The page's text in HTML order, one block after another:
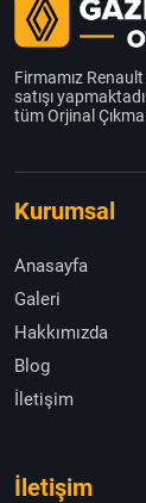
Firmamız
satışı
tüm Orjinal
Kurumsal
Anasayfa
Galeri
Hakkımızda
Blog
İletişim
İletişim